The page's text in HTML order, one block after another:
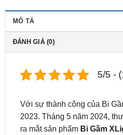
ĐÁNH GIÁ (0)
Với sự thành công của Bi
ra mắt sản phẩmBi Gầm
phẩm này được cải tiến vượt
sáng mạnh mẽ và tầm chiếu